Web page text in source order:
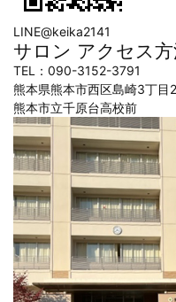
LINE@keika2141
サロン アクセス
TEL：090-3152-3791
熊本県熊本市西区島崎3丁目
熊本市立千原台高校前